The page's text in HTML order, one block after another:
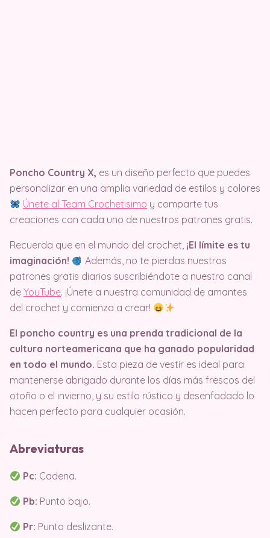
Poncho Country X, es un diseño perfecto que puedes
personalizar en una amplia variedad de estilos y colores
Únete al Team Crochetisimo y comparte tus
creaciones con cada uno de nuestros patrones gratis.
Recuerda que en el mundo del crochet, ¡El límite es tu
imaginación!
Además, no te pierdas nuestros
patrones gratis diarios suscribiéndote a nuestro canal
de YouTube. ¡Únete a nuestra comunidad de amantes
del crochet y comienza a crear!
El poncho country es una prenda tradicional de la
cultura norteamericana que ha ganado popularidad
en todo el mundo. Esta pieza de vestir es ideal para
mantenerse abrigado durante los días más frescos del
otoño o el invierno, y su estilo rústico y desenfadado lo
hacen perfecto para cualquier ocasión.
Abreviaturas
Pc: Cadena.
Pb: Punto bajo.
Pr: Punto deslizante.